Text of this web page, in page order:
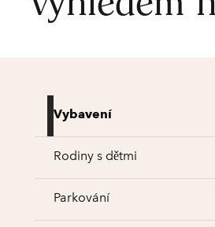
Vybavení
Rodiny s dětmi
Parkování